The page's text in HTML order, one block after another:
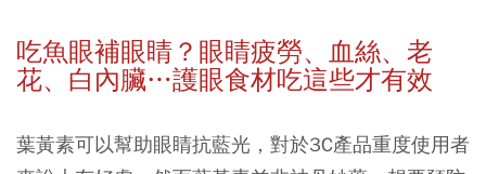
吃魚眼補眼睛？眼睛疲勞、血絲、老
花、白內臟…護眼食材吃這些才有效
葉黃素可以幫助眼睛抗藍光，對於3C產品重度使用者